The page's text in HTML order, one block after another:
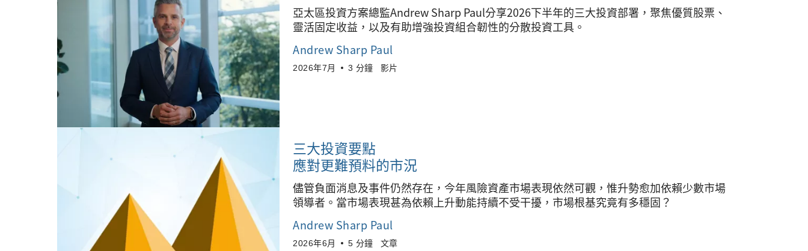
亞太區投資方案總監Andrew Sharp Paul分享2026下半年的三大投資部署，聚焦優質股票、
靈活固定收益，以及有助增強投資組合韌性的分散投資工具。
Andrew Sharp Paul
2026年7月 3 分鐘 影片
三大投資要點
應對更難預料的市況
儘管負面消息及事件仍然存在，今年風險資產市場表現依然可觀，惟升勢愈加依賴少數市場
領導者。當市場表現甚為依賴上升動能持續不受干擾，市場根基究竟有多穩固？
Andrew Sharp Paul
2026年6月 5 分鐘 文章